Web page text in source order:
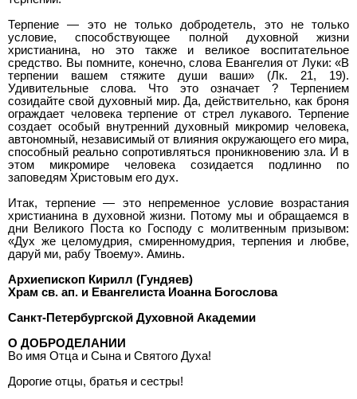
Терпение — это не только добродетель, это не только
условие, способствующее полной духовной жизни
христианина, но это также и великое воспитательное
средство. Вы помните, конечно, слова Евангелия от Луки: «В
терпении вашем стяжите души ваши» (Лк. 21, 19).
Удивительные слова. Что это означает ? Терпением
созидайте свой духовный мир. Да, действительно, как броня
ограждает человека терпение от стрел лукавого. Терпение
создает особый внутренний духовный микромир человека,
автономный, независимый от влияния окружающего его мира,
способный реально сопротивляться проникновению зла. И в
этом микромире человека созидается подлинно по
заповедям Христовым его дух.
Итак, терпение — это непременное условие возрастания
христианина в духовной жизни. Потому мы и обращаемся в
дни Великого Поста ко Господу с молитвенным призывом:
«Дух же целомудрия, смиренномудрия, терпения и любве,
даруй ми, рабу Твоему». Аминь.
Архиепископ Кирилл (Гундяев)
Храм св. ап. и Евангелиста Иоанна Богослова
Санкт-Петербургской Духовной Академии
О ДОБРОДЕЛАНИИ
Во имя Отца и Сына и Святого Духа!
Дорогие отцы, братья и сестры!